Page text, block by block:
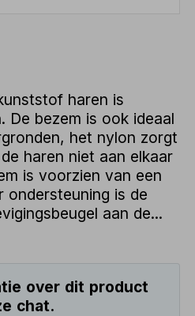
haren is
De bezem is ook ideaal
het nylon zorgt
haren niet aan elkaar
is voorzien van een
ondersteuning is de
aan de...
over dit product
chat.